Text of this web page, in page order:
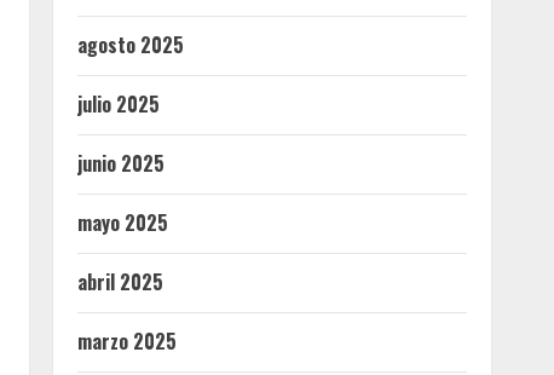
agosto 2025
julio 2025
junio 2025
mayo 2025
abril 2025
marzo 2025